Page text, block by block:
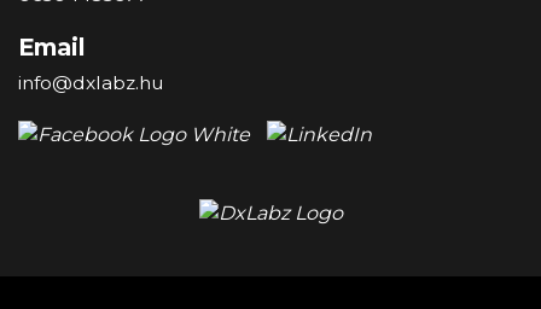
Email
info@dxlabz.hu